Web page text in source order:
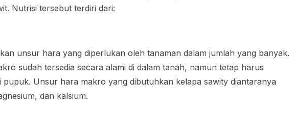
Nutrisi tersebut terdiri dari:
unsur hara yang diperlukan oleh tanaman dalam jumlah yang banyak.
sudah tersedia secara alami di dalam tanah, namun tetap harus
pupuk. Unsur hara makro yang dibutuhkan kelapa sawity diantaranya
dan kalsium.